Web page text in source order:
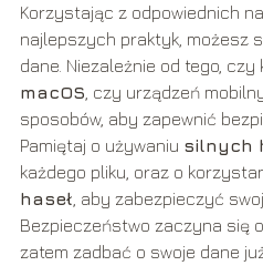
Korzystając z odpowiednich
najlepszych praktyk, możesz
dane. Niezależnie od tego,
macOS , czy urządzeń
sposobów, aby zapewnić
Pamiętaj o używaniu silnych
każdego pliku, oraz o
haseł , aby zabezpieczyć
Bezpieczeństwo zaczyna się
zatem zadbać o swoje dane